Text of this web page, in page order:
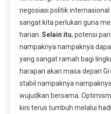
negosiasi politik
sangat kita perlukan guna
harian. Selain itu, potensi
nampaknya nampaknya
yang sangat ramah bagi
harapan akan masa depan
stabil nampaknya
wujudkan bersama.
kini terus tumbuh melalui